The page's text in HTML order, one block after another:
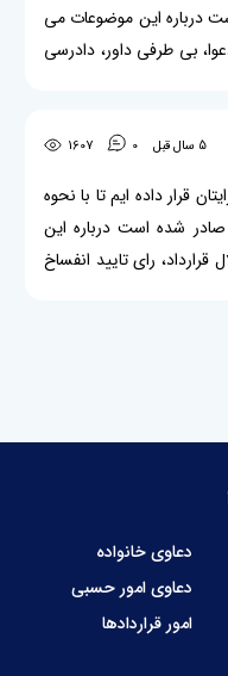
درباره این موضوعات می
بی طرفی داور، دادرسی
5 سال قبل 0
1607
قرار داده ایم تا با نحوه
تجدیدنظر استان مازندران صادر شده است درباره این
رای تایید انفساخ
دعاوی خانواده
دعاوی امور حسبی
امور قراردادها